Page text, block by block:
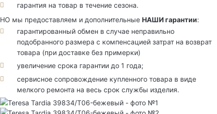
гарантия на товар в течение сезона.
НО мы предоставляем и дополнительные НАШИ гарантии:
гарантированный обмен в случае неправильно
подобранного размера с компенсацией затрат на возврат
товара (при доставке без примерки)
увеличение срока гарантии до 1 года;
сервисное сопровождение купленного товара в виде
мелкого ремонта на весь срок службы изделия.